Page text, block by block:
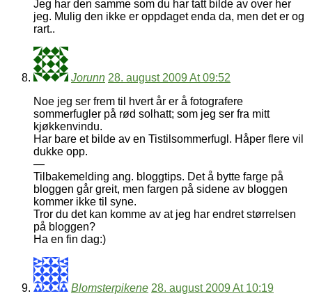
Jeg har den samme som du har tatt bilde av over her
jeg. Mulig den ikke er oppdaget enda da, men det er og
rart..
Jorunn 28. august 2009 At 09:52
Noe jeg ser frem til hvert år er å fotografere
sommerfugler på rød solhatt; som jeg ser fra mitt
kjøkkenvindu.
Har bare et bilde av en Tistilsommerfugl. Håper flere vil
dukke opp.
—
Tilbakemelding ang. bloggtips. Det å bytte farge på
bloggen går greit, men fargen på sidene av bloggen
kommer ikke til syne.
Tror du det kan komme av at jeg har endret størrelsen
på bloggen?
Ha en fin dag:)
Blomsterpikene 28. august 2009 At 10:19